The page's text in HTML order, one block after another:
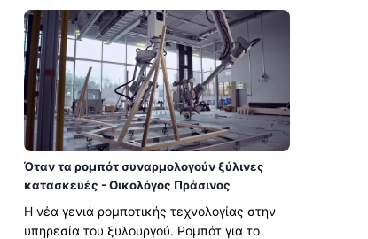
Όταν τα ρομπότ συναρμολογούν ξύλινες
κατασκευές - Οικολόγος Πράσινος
Η νέα γενιά ρομποτικής τεχνολογίας στην
υπηρεσία του ξυλουργού. Ρομπότ για το